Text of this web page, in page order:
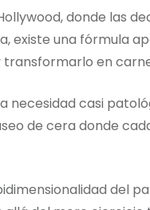
donde las
existe una fórmula
en
necesidad casi
de cera donde
del